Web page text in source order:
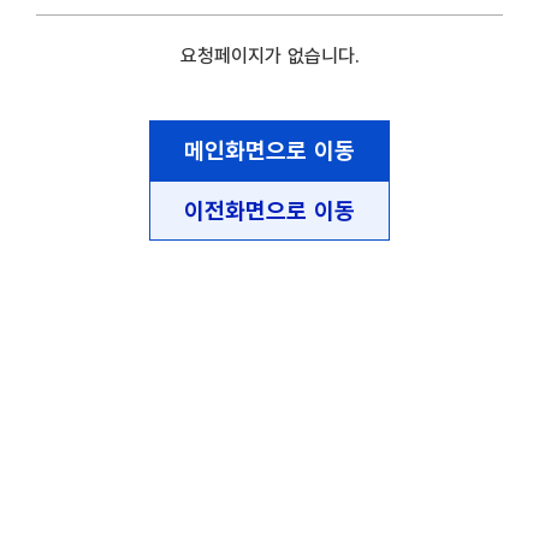
요청페이지가 없습니다.
메인화면으로 이동
이전화면으로 이동